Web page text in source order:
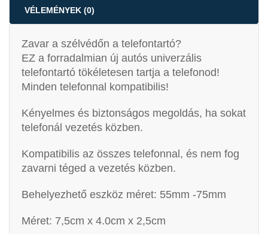
VÉLEMÉNYEK (0)
Zavar a szélvédőn a telefontartó?
EZ a forradalmian új autós univerzális
telefontartó tökéletesen tartja a telefonod!
Minden telefonnal kompatibilis!
Kényelmes és biztonságos megoldás, ha sokat
telefonál vezetés közben.
Kompatibilis az összes telefonnal, és nem fog
zavarni téged a vezetés közben.
Behelyezhető eszköz méret: 55mm -75mm
Méret: 7,5cm x 4.0cm x 2,5cm